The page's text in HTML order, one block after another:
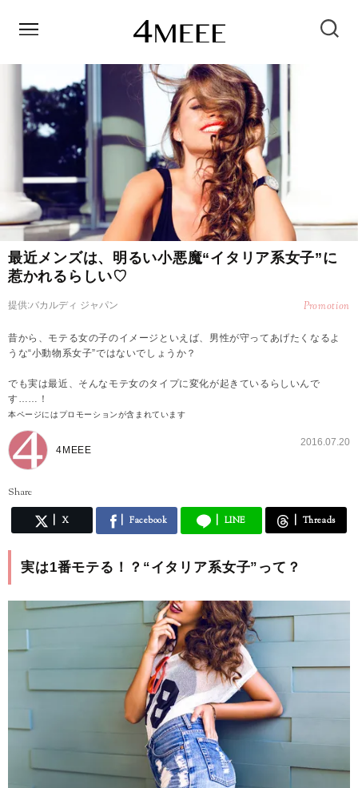
最近メンズは、明るい小悪魔“イタリア系女子”に
惹かれるらしい♡
提供:バカルディ ジャパン Promotion
昔から、モテる女の子のイメージといえば、男性が守ってあげたくなるよ
うな“小動物系女子”ではないでしょうか？
でも実は最近、そんなモテ女のタイプに変化が起きているらしいんで
す……！
本ページにはプロモーションが含まれています
4MEEE
2016.07.20
Share
X Facebook LINE Threads
実は1番モテる！？“イタリア系女子”って？